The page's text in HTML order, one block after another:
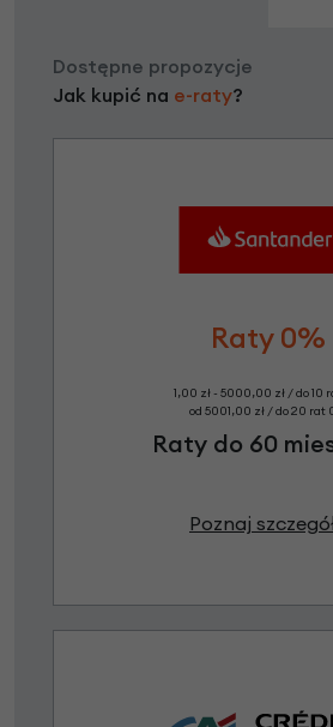
Dostępne propozycje
Jak kupić na e-raty?
Raty 0%
1,00 zł - 5000,00 zł / do 10
od 5001,00 zł / do 20 rat
Raty do 60
Poznaj